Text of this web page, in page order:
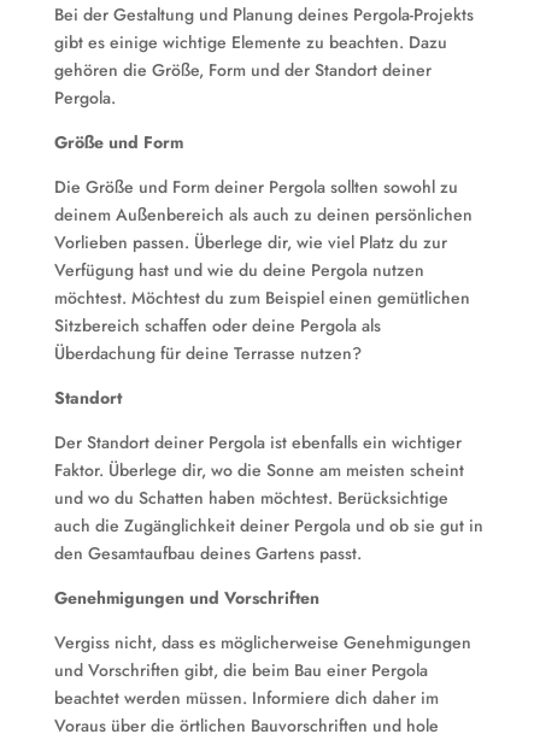
Bei der Gestaltung und Planung deines Pergola-Projekts
gibt es einige wichtige Elemente zu beachten. Dazu
gehören die Größe, Form und der Standort deiner
Pergola.
Größe und Form
Die Größe und Form deiner Pergola sollten sowohl zu
deinem Außenbereich als auch zu deinen persönlichen
Vorlieben passen. Überlege dir, wie viel Platz du zur
Verfügung hast und wie du deine Pergola nutzen
möchtest. Möchtest du zum Beispiel einen gemütlichen
Sitzbereich schaffen oder deine Pergola als
Überdachung für deine Terrasse nutzen?
Standort
Der Standort deiner Pergola ist ebenfalls ein wichtiger
Faktor. Überlege dir, wo die Sonne am meisten scheint
und wo du Schatten haben möchtest. Berücksichtige
auch die Zugänglichkeit deiner Pergola und ob sie gut in
den Gesamtaufbau deines Gartens passt.
Genehmigungen und Vorschriften
Vergiss nicht, dass es möglicherweise Genehmigungen
und Vorschriften gibt, die beim Bau einer Pergola
beachtet werden müssen. Informiere dich daher im
Voraus über die örtlichen Bauvorschriften und hole